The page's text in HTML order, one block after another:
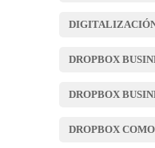
DROPBOX
DROPBOX
DROPBOX